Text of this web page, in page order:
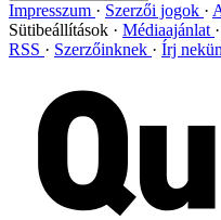
Impresszum Szerzői jogok
Sütibeállítások
Médiaajánlat
RSS
Szerzőinknek Írj